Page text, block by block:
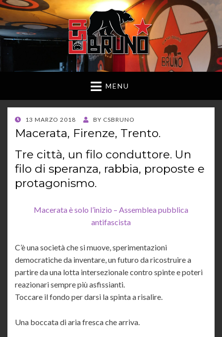
MENU
POSTED
ON
13 MARZO 2018 BY CSBRUNO
Macerata, Firenze, Trento.
Tre città, un filo conduttore. Un
filo di speranza, rabbia, proposte e
protagonismo.
Macerata è solo l’inizio – Assemblea pubblica
antifascista
C’è una società che si muove, sperimentazioni
democratiche da inventare, un futuro da ricostruire a
partire da una lotta intersezionale contro spinte e poteri
reazionari sempre più asfissianti.
Toccare il fondo per darsi la spinta a risalire.
Una boccata di aria fresca che arriva.